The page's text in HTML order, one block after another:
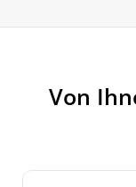
Von